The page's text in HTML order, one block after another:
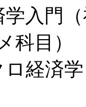
学入門
科目）
ロ経済